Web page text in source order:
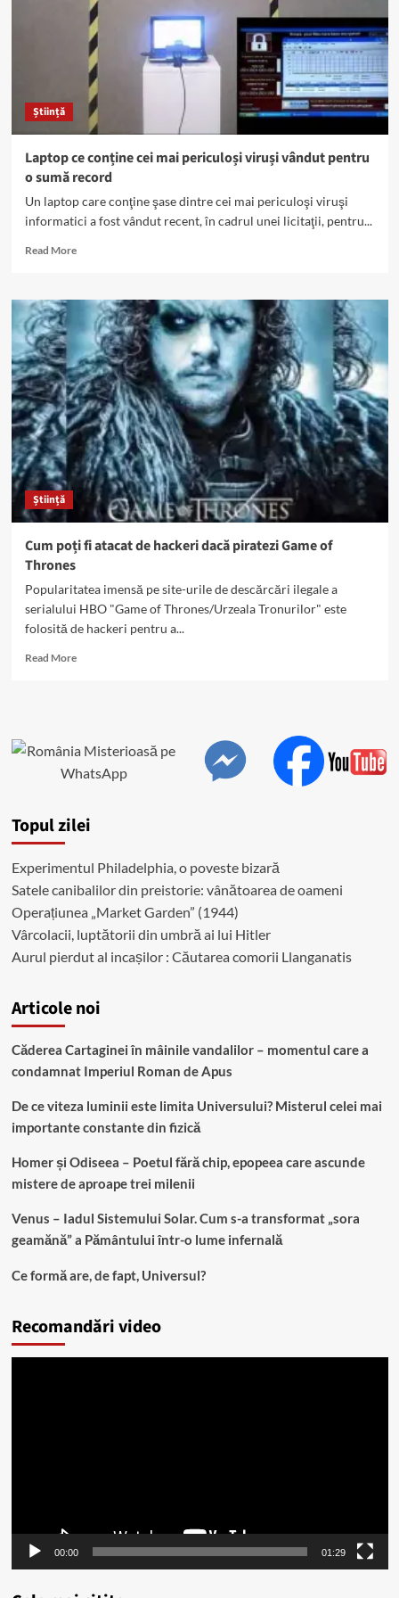
Știință
Laptop ce conține cei mai periculoși viruși vândut pentru
o sumă record
Un laptop care conţine şase dintre cei mai periculoşi viruşi
informatici a fost vândut recent, în cadrul unei licitaţii, pentru...
Read MoreRead
Laptop
conține
mai
periculoși
viruși
vândut
pentru
o
sumă
record
Știință
Cum poți fi atacat de hackeri dacă piratezi Game of
Thrones
Popularitatea imensă pe site-urile de descărcări ilegale a
serialului HBO "Game of Thrones/Urzeala Tronurilor" este
folosită de hackeri pentru a...
Read MoreRead
atacat
de
piratezi
Thrones
Topul zilei
Experimentul Philadelphia, o poveste bizară
Satele canibalilor din preistorie: vânătoarea de oameni
Operațiunea „Market Garden” (1944)
Vârcolacii, luptătorii din umbră ai lui Hitler
Aurul pierdut al incașilor : Căutarea comorii Llanganatis
Articole noi
Căderea Cartaginei în mâinile vandalilor – momentul care a
condamnat Imperiul Roman de Apus
De ce viteza luminii este limita Universului? Misterul celei mai
importante constante din fizică
Homer și Odiseea – Poetul fără chip, epopeea care ascunde
mistere de aproape trei milenii
Venus – Iadul Sistemului Solar. Cum s-a transformat „sora
geamănă” a Pământului într-o lume infernală
Ce formă are, de fapt, Universul?
Recomandări video
00:00 01:29